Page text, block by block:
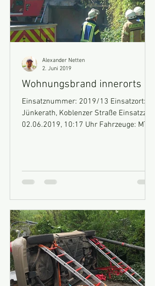
Wohnungsbrand innerorts
Einsatznummer: 2019/13 Einsatzort:
Jünkerath, Koblenzer Straße Einsatzzeit:
02.06.2019, 10:17 Uhr Fahrzeuge: MTF,
Alexander Netten
2. Juni 2019